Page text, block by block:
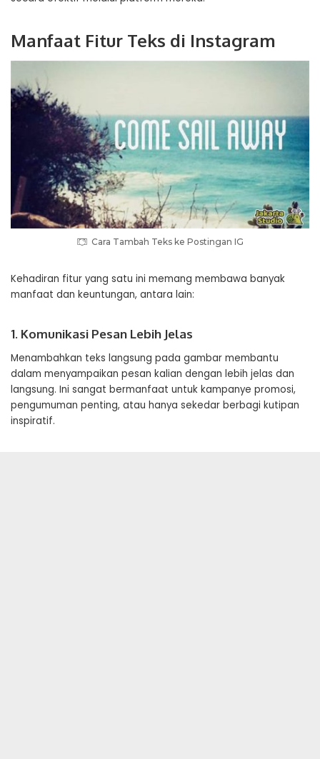
Manfaat Fitur Teks di Instagram
Cara Tambah Teks ke Postingan IG
Kehadiran fitur yang satu ini memang membawa banyak
manfaat dan keuntungan, antara lain:
1. Komunikasi Pesan Lebih Jelas
Menambahkan teks langsung pada gambar membantu
dalam menyampaikan pesan kalian dengan lebih jelas dan
langsung. Ini sangat bermanfaat untuk kampanye promosi,
pengumuman penting, atau hanya sekedar berbagi kutipan
inspiratif.